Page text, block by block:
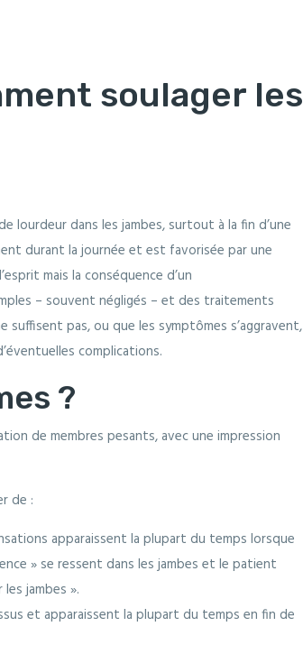
soulager les
lourdeur dans les jambes, surtout à la fin d’une
durant la journée et est favorisée par une
mais la conséquence d’un
– souvent négligés – et des traitements
pas, ou que les symptômes s’aggravent,
complications.
?
de membres pesants, avec une impression
de :
apparaissent la plupart du temps lorsque
» se ressent dans les jambes et le patient
jambes ».
et apparaissent la plupart du temps en fin de